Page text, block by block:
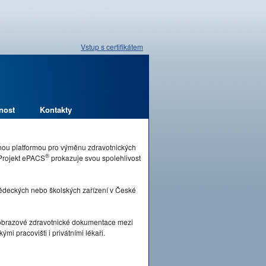
Vstup s certifikátem
Kontakty
platformou pro výměnu zdravotnických
ePACS®prokazuje svou spolehlivost
nebo školských zařízení v České
zdravotnické dokumentace mezi
pracovišti i privátními lékaři.